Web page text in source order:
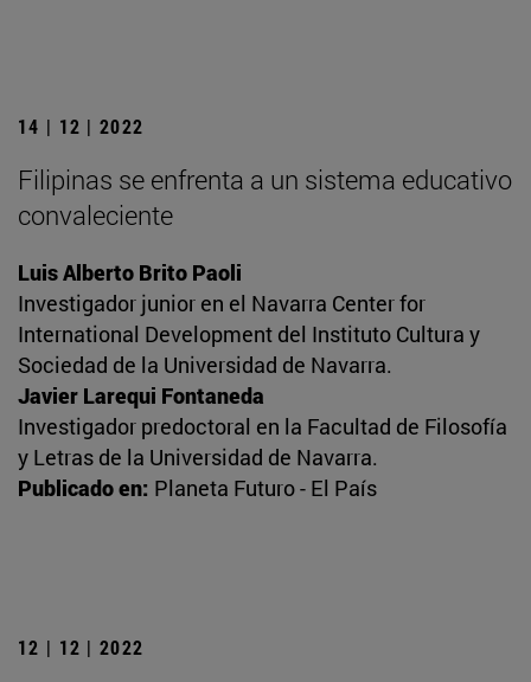
14 | 12 | 2022
Filipinas se enfrenta a un sistema educativo
convaleciente
Luis Alberto Brito Paoli
Investigador junior en el Navarra Center for
International Development del Instituto Cultura y
Sociedad de la Universidad de Navarra.
Javier Larequi Fontaneda
Investigador predoctoral en la Facultad de Filosofía
y Letras de la Universidad de Navarra.
Publicado en: Planeta Futuro - El País
12 | 12 | 2022